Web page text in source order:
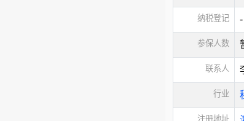
纳税登记 -
参保人数
联系人
行业
注册地址